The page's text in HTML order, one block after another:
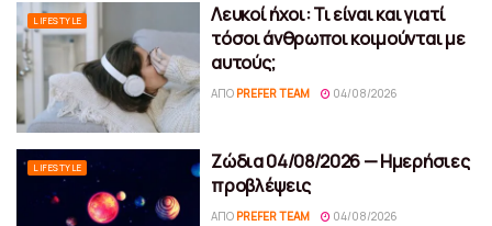
LIFESTYLE
Λευκοί ήχοι: Τι είναι και γιατί
τόσοι άνθρωποι κοιμούνται με
αυτούς;
ΑΠΌ PREFER TEAM 04/08/2026
LIFESTYLE
Ζώδια 04/08/2026 — Ημερήσιες
προβλέψεις
ΑΠΌ PREFER TEAM 04/08/2026